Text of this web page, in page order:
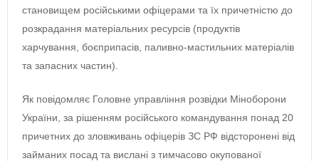
становищем російськими офіцерами та їх причетністю до
розкрадання матеріальних ресурсів (продуктів
харчування, боєприпасів, паливно-мастильних матеріалів
та запасних частин).
Як повідомляє Головне управління розвідки Міноборони
України, за рішенням російського командування понад 20
причетних до зловживань офіцерів ЗС РФ відсторонені від
займаних посад та вислані з тимчасово окупованої